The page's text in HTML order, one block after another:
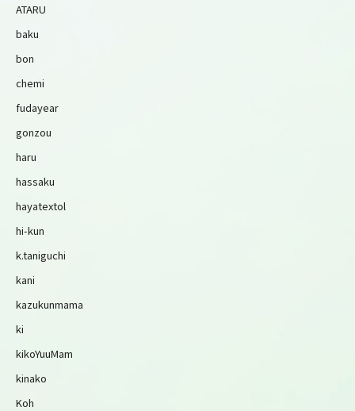
ATARU
baku
bon
chemi
fudayear
gonzou
haru
hassaku
hayatextol
hi-kun
k.taniguchi
kani
kazukunmama
ki
kikoYuuMam
kinako
Koh